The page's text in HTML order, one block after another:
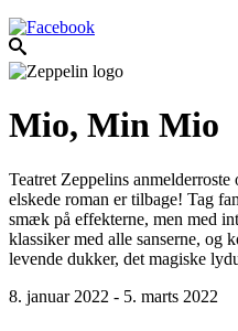
Mio, Min Mio
Teatret Zeppelins
elskede roman er tilbage! Tag
smæk på effekterne, men med
klassiker med alle sanserne, og
levende dukker, det magiske
8. januar 2022 - 5. marts 2022